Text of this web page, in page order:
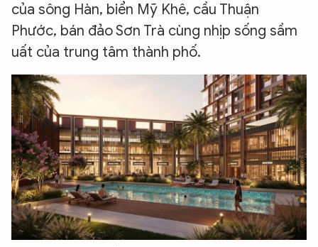
của sông Hàn, biển Mỹ Khê, cầu Thuận
Phước, bán đảo Sơn Trà cùng nhịp sống sầm
uất của trung tâm thành phố.